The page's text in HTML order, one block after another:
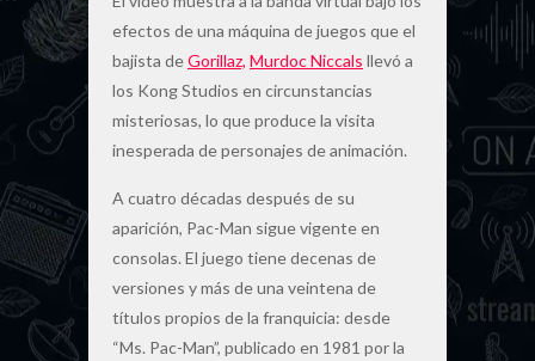
efectos de una máquina de juegos que el
bajista deGorillaz, Murdoc Niccals llevó a
los Kong Studios en circunstancias
misteriosas, lo que produce la visita
inesperada de personajes de animación.
A cuatro décadas después de su
aparición, Pac-Man sigue vigente en
consolas. El juego tiene decenas de
versiones y más de una veintena de
títulos propios de la franquicia: desde
“Ms. Pac-Man”, publicado en 1981 por la